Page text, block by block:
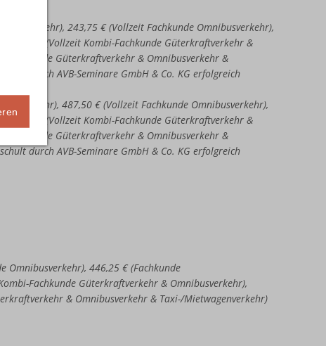
243,75 € (Vollzeit Fachkunde Omnibusverkehr),
€ (Vollzeit Kombi-Fachkunde Güterkraftverkehr &
Güterkraftverkehr & Omnibusverkehr &
durch AVB-Seminare GmbH & Co. KG erfolgreich
487,50 € (Vollzeit Fachkunde Omnibusverkehr),
€ (Vollzeit Kombi-Fachkunde Güterkraftverkehr &
Güterkraftverkehr & Omnibusverkehr &
durch AVB-Seminare GmbH & Co. KG erfolgreich
446,25 € (Fachkunde
Fachkunde Güterkraftverkehr & Omnibusverkehr),
& Omnibusverkehr & Taxi-/Mietwagenverkehr)